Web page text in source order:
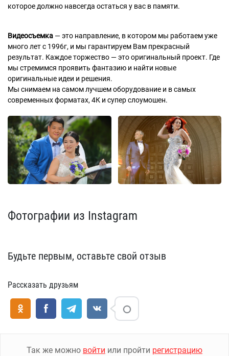
которое должно навсегда остаться у вас в памяти.
Видеосъемка — это направление, в котором мы работаем уже
много лет с 1996г, и мы гарантируем Вам прекрасный
результат. Каждое торжество — это оригинальный проект. Где
мы стремимся проявить фантазию и найти новые
оригинальные идеи и решения.
Мы снимаем на самом лучшем оборудование и в самых
современных форматах, 4К и супер слоумошен.
Фотографии из Instagram
Будьте первым, оставьте свой отзыв
Рассказать друзьям
Так же можно войти или пройти регистрацию